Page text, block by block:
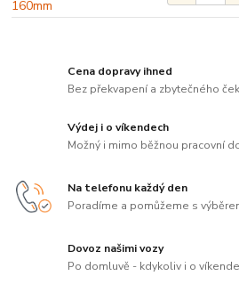
Cena dopravy ihned
Bez překvapení a zbytečného
Výdej i o víkendech
Možný i mimo běžnou pracovní
Na telefonu každý den
Poradíme a pomůžeme s
Dovoz našimi vozy
Po domluvě - kdykoliv i o